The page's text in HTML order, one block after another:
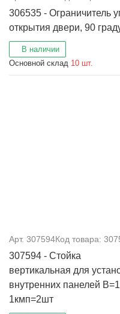
306535 - Ограничитель
открытия двери, 90
В наличии
Основной склад 10 шт.
Арт. 307594Код товара:
307594 - Стойка
вертикальная для
внутренних панелей
1кмп=2шт